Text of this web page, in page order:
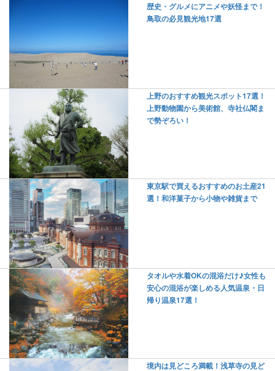
歴史・グルメにアニメや妖怪まで！
鳥取の必見観光地17選
上野のおすすめ観光スポット17選！
上野動物園から美術館、寺社仏閣ま
で勢ぞろい！
東京駅で買えるおすすめのお土産21
選！和洋菓子から小物や雑貨まで
タオルや水着OKの混浴だけ♪女性も
安心の混浴が楽しめる人気温泉・日
帰り温泉17選！
境内は見どころ満載！浅草寺の見ど